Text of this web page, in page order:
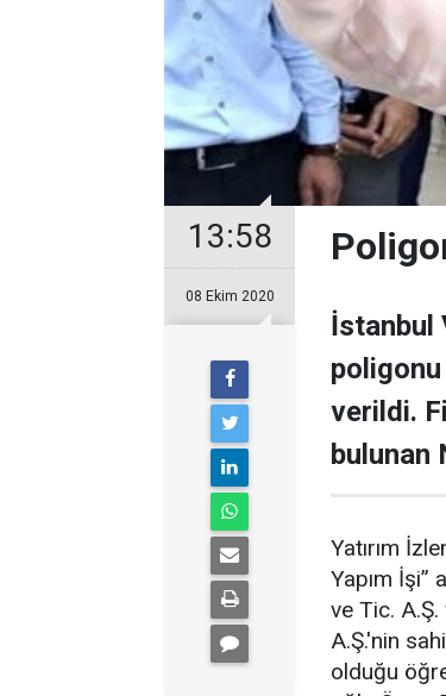
13:58
08 Ekim 2020
İstanbul
verildi.
bulunan
Yatırım
Yapım İşi”
ve Tic.
A.Ş.'nin
olduğu